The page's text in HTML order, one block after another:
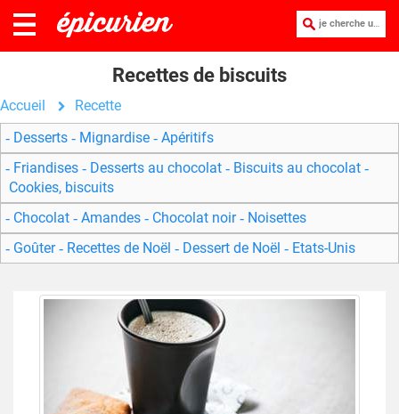
je cherche une recette :
Recettes de biscuits
Accueil
Recette
Desserts
Mignardise
Apéritifs
Friandises
Desserts au chocolat
Biscuits au chocolat
Cookies, biscuits
Chocolat
Amandes Chocolat noir
Noisettes
Goûter
Recettes de Noël Dessert de Noël Etats-Unis